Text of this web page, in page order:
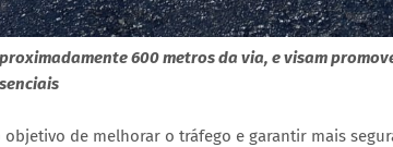
600 metros da via, e visam
objetivo de melhorar o tráfego e garantir mais